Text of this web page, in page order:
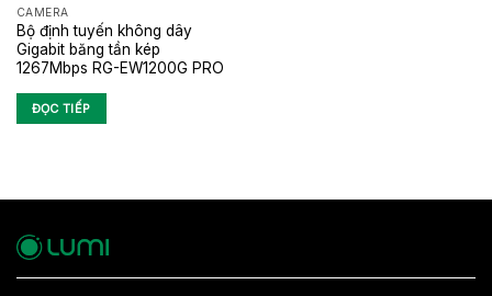
CAMERA
Bộ định tuyến không dây
Gigabit băng tần kép
1267Mbps RG-EW1200G PRO
ĐỌC TIẾP